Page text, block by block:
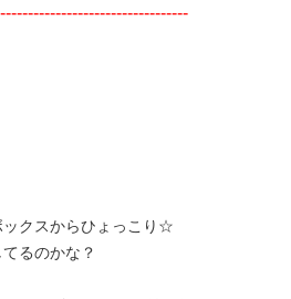
ックスからひょっこり☆
るのかな？